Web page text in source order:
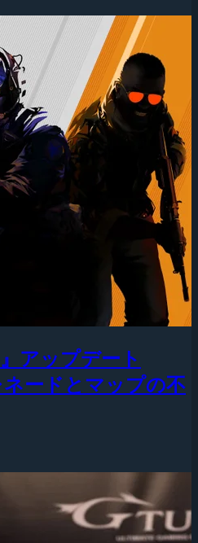
アップデート
ネードとマップの不